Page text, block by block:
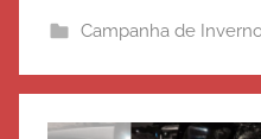
Campanha de